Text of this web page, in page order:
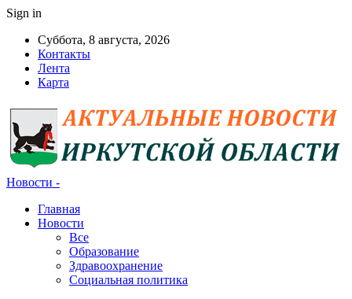
Sign in
Суббота, 8 августа, 2026
Контакты
Лента
Карта
Новости -
Главная
Новости
Все
Образование
Здравоохранение
Социальная политика